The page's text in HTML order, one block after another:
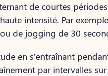
de courtes périodes
intensité. Par
de jogging de 30
en s’entraînant
par intervalles